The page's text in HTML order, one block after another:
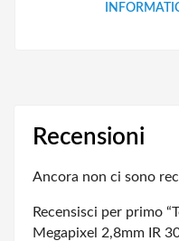
Recensioni
Ancora non ci sono
Recensisci per primo
Megapixel 2,8mm IR